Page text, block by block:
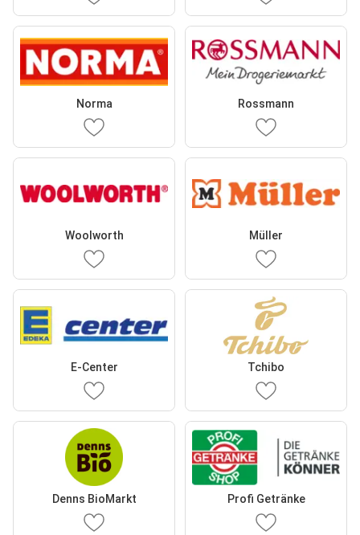
Norma Rossmann
Woolworth Müller
E-Center Tchibo
Denns BioMarkt Profi Getränke